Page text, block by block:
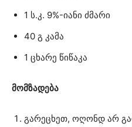
1 ს.კ. 9%-იანი ძმარი
40 გ კამა
1 ცხარე წიწაკა
მომზადება
გარეცხეთ, ოღონდ არ